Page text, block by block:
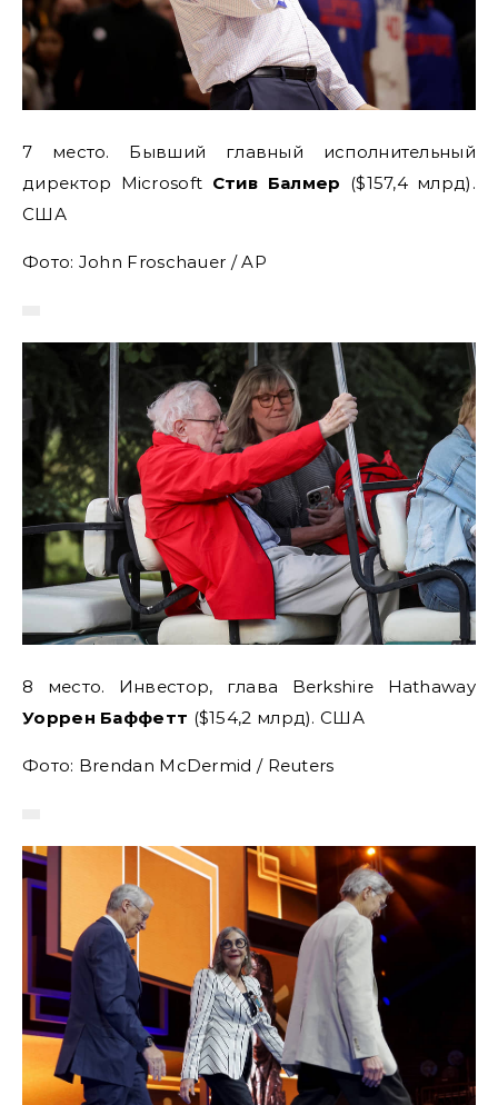
7 место. Бывший главный исполнительный
директор Microsoft Стив Балмер ($157,4 млрд).
США
Фото: John Froschauer / AP
8 место. Инвестор, глава Berkshire Hathaway
Уоррен Баффетт ($154,2 млрд). США
Фото: Brendan McDermid / Reuters